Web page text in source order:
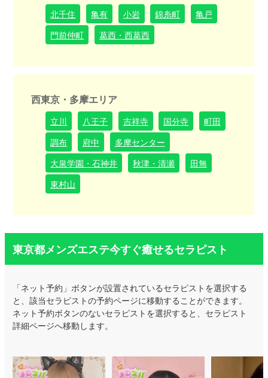
北千住 亀有 小岩 錦糸町
亀戸
門前仲町
葛西・西葛西
西東京・多摩エリア
立川 八王子 吉祥寺 国分寺
町田
調布
府中
多摩センター
大泉学園・石神井
秋津・清瀬
田無
東村山
東京都メンズエステ今すぐ癒せるセラピスト
「ネット予約」ボタンが設置されているセラピストを選択する
と、該当セラピストの予約ページに移動することができます。
ネット予約ボタンのないセラピストを選択すると、セラピスト
詳細ページへ移動します。